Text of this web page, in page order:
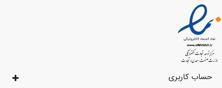
حساب کاربری